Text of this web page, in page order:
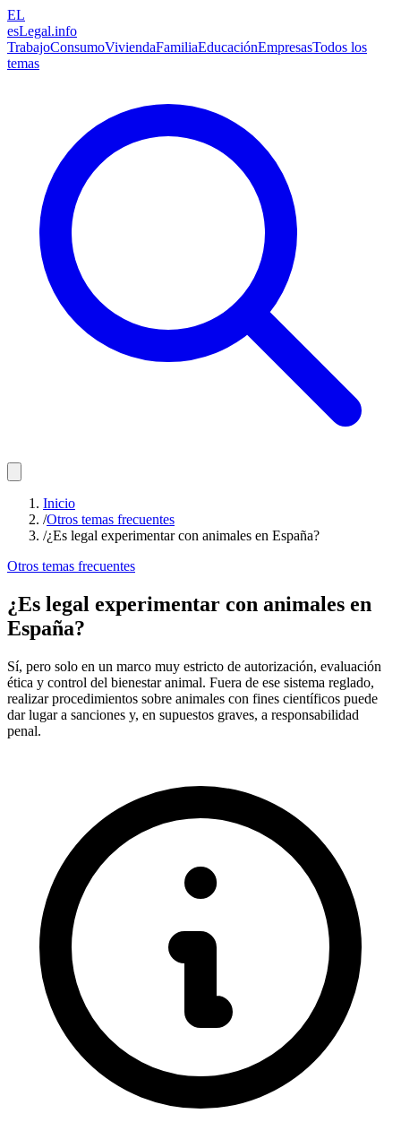
EL
esLegal.info
TrabajoConsumoViviendaFamiliaEducaciónEmpresasTodos los
temas
Inicio
/Otros temas frecuentes
/¿Es legal experimentar con animales en España?
Otros temas frecuentes
¿Es legal experimentar con animales en
España?
Sí, pero solo en un marco muy estricto de autorización, evaluación
ética y control del bienestar animal. Fuera de ese sistema reglado,
realizar procedimientos sobre animales con fines científicos puede
dar lugar a sanciones y, en supuestos graves, a responsabilidad
penal.